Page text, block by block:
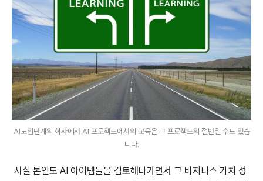
AI도입단계의 회사에서 AI 프로젝트에서의 교육은 그 프로젝트의 절반일 수도 있습
니다.
사실 본인도 AI 아이템들을 검토해나가면서 그 비지니스 가치 성